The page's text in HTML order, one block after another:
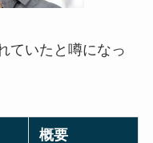
ていたと噂になっ
概要